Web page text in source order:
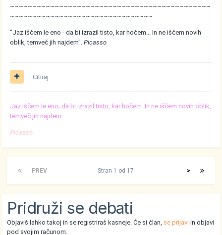
~~~~~~~~~~~~~~~~~~~~~~~~~~~~~~~~~~~~~~~~~~~~~
~~~~~~~~~~~~~~~~~~~~~~~~~~~~~~~~
"Jaz iščem le eno - da bi izrazil tisto, kar hočem... In ne iščem novih
oblik, temveč jih najdem".Picasso
Citiraj
Jaz iščem le eno; da bi izrazil tisto, kar hočem. In ne iščem novih oblik,
temveč jih najdem.
Picasso
PREV >
Stran 1 od 17
Pridruži se debati
Objaviš lahko takoj in se registriraš kasneje. Če si član, se prijavi in objavi
pod svojim računom.